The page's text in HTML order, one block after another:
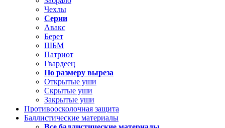
Чехлы
Серии
Авакс
Берет
ШБМ
Патриот
Гвардеец
По размеру выреза
Открытые уши
Скрытые уши
Закрытые уши
Противоосколочная защита
Баллистические материалы